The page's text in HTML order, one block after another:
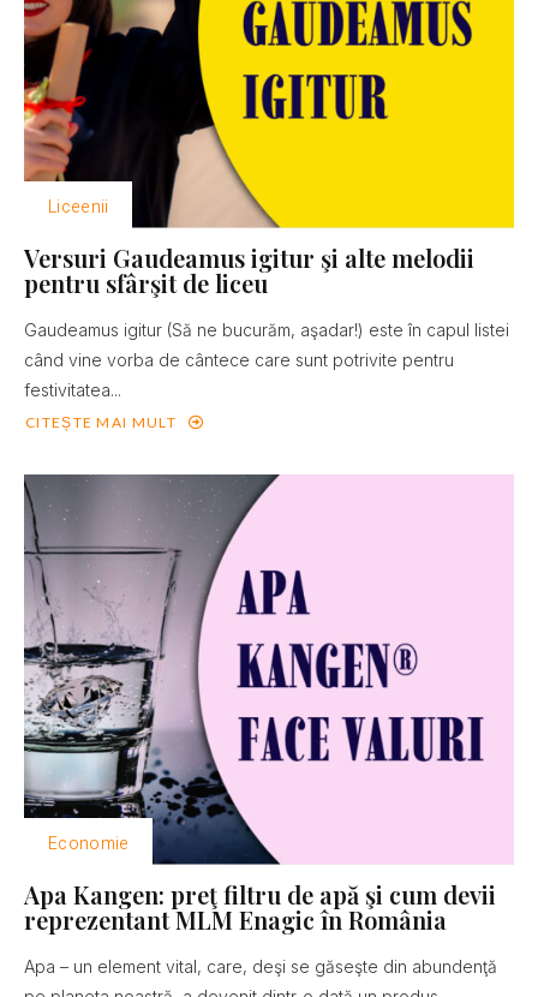
Liceenii
Versuri Gaudeamus igitur şi alte melodii
pentru sfârşit de liceu
Gaudeamus igitur (Să ne bucurăm, aşadar!) este în capul listei
când vine vorba de cântece care sunt potrivite pentru
festivitatea...
CITEȘTE MAI MULT
Economie
Apa Kangen: preţ filtru de apă şi cum devii
reprezentant MLM Enagic în România
Apa – un element vital, care, deşi se găseşte din abundenţă